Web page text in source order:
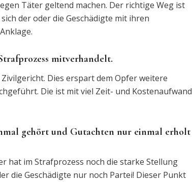
Täter geltend machen. Der richtige Weg ist
der oder die Geschädigte mit ihren
mitverhandelt.
Dies erspart dem Opfer weitere
Die ist mit viel Zeit- und Kostenaufwand
gehört und Gutachten nur einmal erholt
hat im Strafprozess noch die starke Stellung
die Geschädigte nur noch Partei! Dieser Punkt